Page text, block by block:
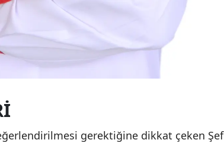
gerektiğine dikkat çeken Şef